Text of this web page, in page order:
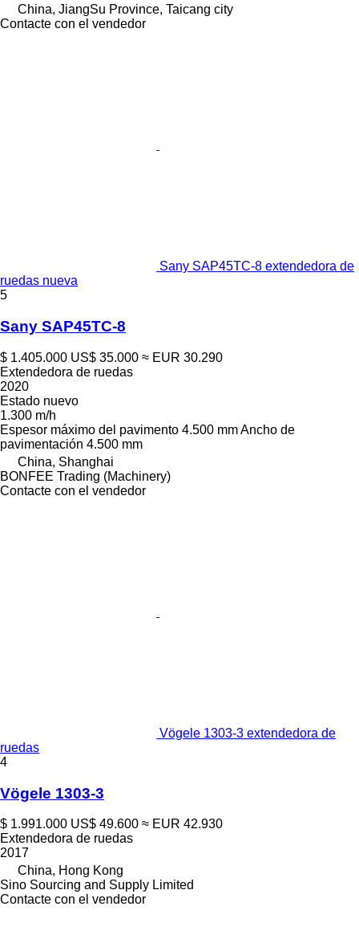
China, JiangSu Province, Taicang city
Contacte con el vendedor
Sany SAP45TC-8 extendedora de
ruedas nueva
5
Sany SAP45TC-8
$ 1.405.000 US$ 35.000 ≈ EUR 30.290
Extendedora de ruedas
2020
Estado nuevo
1.300 m/h
Espesor máximo del pavimento 4.500 mmAncho de
pavimentación 4.500 mm
China, Shanghai
BONFEE Trading (Machinery)
Contacte con el vendedor
Vögele 1303-3 extendedora de
ruedas
4
Vögele 1303-3
$ 1.991.000 US$ 49.600 ≈ EUR 42.930
Extendedora de ruedas
2017
China, Hong Kong
Sino Sourcing and Supply Limited
Contacte con el vendedor